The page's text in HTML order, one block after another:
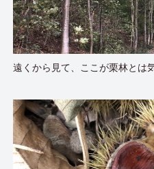
遠くから見て、ここが栗林とは